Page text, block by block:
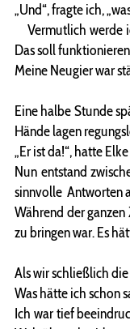
„Und“, fragte ich,
Vermutlich werde
Das soll
Meine Neugier war
Eine halbe Stunde
Hände lagen
„Er ist da!“, hatte
Nun entstand
sinnvolle Antworten
Während der
zu bringen war. Es
Als wir schließlich
Was hätte ich schon
Ich war tief